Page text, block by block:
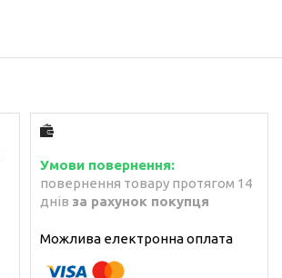
повернення товару протягом 14
днів за рахунок покупця